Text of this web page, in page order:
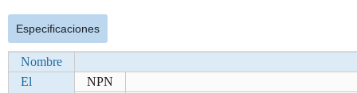
Especificaciones
Nombre
El
NPN